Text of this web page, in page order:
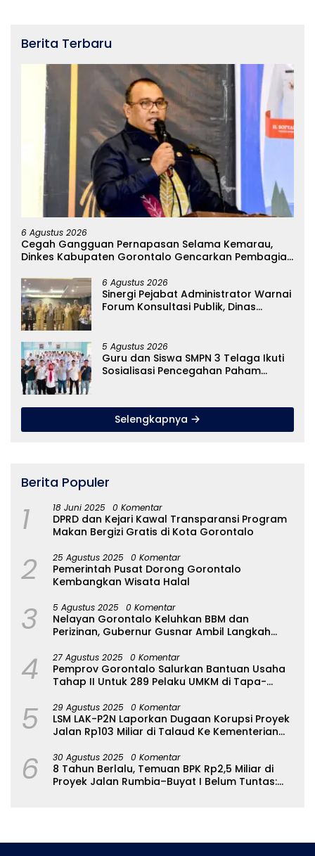
Berita Terbaru
6 Agustus 2026
Cegah Gangguan Pernapasan Selama Kemarau,
Dinkes Kabupaten Gorontalo Gencarkan Pembagian
6 Agustus 2026
Sinergi Pejabat Administrator Warnai
Forum Konsultasi Publik, Dinas
5 Agustus 2026
Guru dan Siswa SMPN 3 Telaga Ikuti
Sosialisasi Pencegahan Paham
Selengkapnya
Berita Populer
1 18 Juni 2025 0 Komentar
DPRD dan Kejari Kawal Transparansi Program
Makan Bergizi Gratis di Kota Gorontalo
2 25 Agustus 2025 0 Komentar
Pemerintah Pusat Dorong Gorontalo
Kembangkan Wisata Halal
3 5 Agustus 2025 0 Komentar
Nelayan Gorontalo Keluhkan BBM dan
Perizinan, Gubernur Gusnar Ambil Langkah
4 27 Agustus 2025 0 Komentar
Pemprov Gorontalo Salurkan Bantuan Usaha
Tahap II Untuk 289 Pelaku UMKM di Tapa-
5 29 Agustus 2025 0 Komentar
LSM LAK-P2N Laporkan Dugaan Korupsi Proyek
Jalan Rp103 Miliar di Talaud Ke Kementerian
6 30 Agustus 2025 0 Komentar
8 Tahun Berlalu, Temuan BPK Rp2,5 Miliar di
Proyek Jalan Rumbia–Buyat I Belum Tuntas: